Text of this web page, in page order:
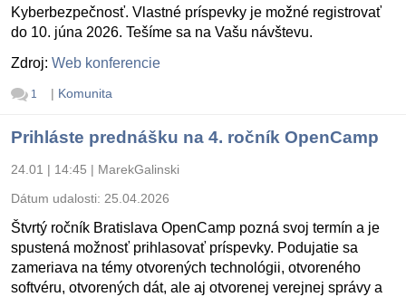
Kyberbezpečnosť. Vlastné príspevky je možné registrovať
do 10. júna 2026. Tešíme sa na Vašu návštevu.
Zdroj: Web konferencie
1 | Komunita
Prihláste prednášku na 4. ročník OpenCamp
24.01 | 14:45 | MarekGalinski
Dátum udalosti: 25.04.2026
Štvrtý ročník Bratislava OpenCamp pozná svoj termín a je
spustená možnosť prihlasovať príspevky. Podujatie sa
zameriava na témy otvorených technológii, otvoreného
softvéru, otvorených dát, ale aj otvorenej verejnej správy a